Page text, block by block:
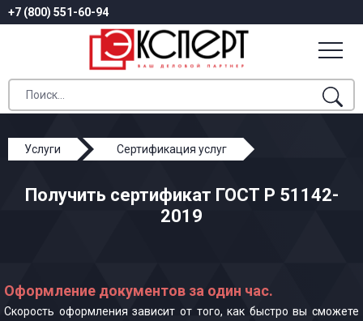
+7 (800) 551-60-94
Услуги
Сертификация услуг
Получить сертификат ГОСТ Р 51142-
2019
Оформление документов за один час.
Скорость оформления зависит от того, как быстро вы сможете